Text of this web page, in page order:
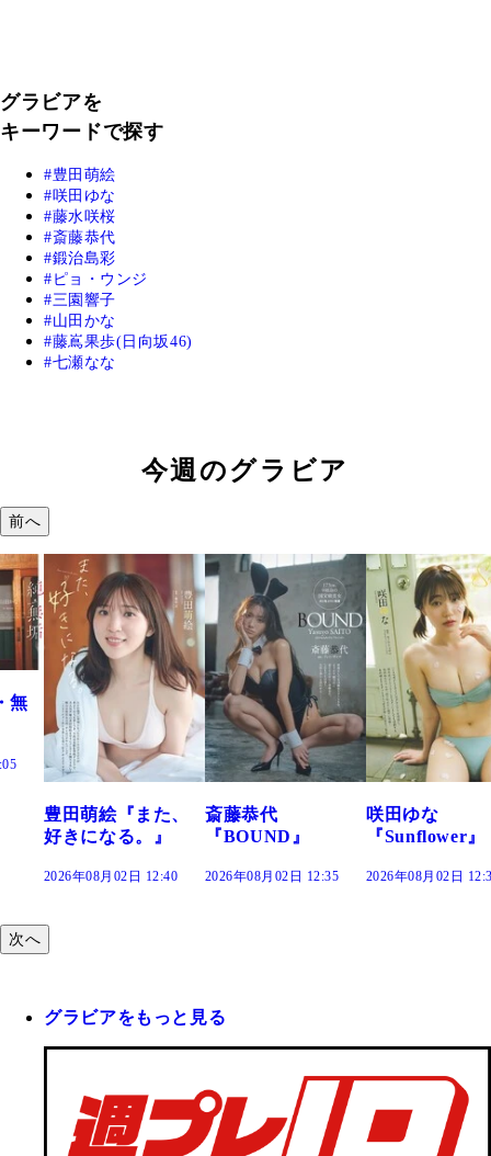
グラビアを
キーワードで探す
豊田萌絵
咲田ゆな
藤水咲桜
斎藤恭代
鍛治島彩
ピョ・ウンジ
三園響子
山田かな
藤嶌果歩(日向坂46)
七瀬なな
今週のグラビア
前へ
斎藤恭代
『BOUND』
2026年08月02日 12:35
咲田ゆな
『Sunflower』
2026年08月02日 12:30
藤水咲桜『花
だまり』
2026年08月02日
次へ
グラビアをもっと見る